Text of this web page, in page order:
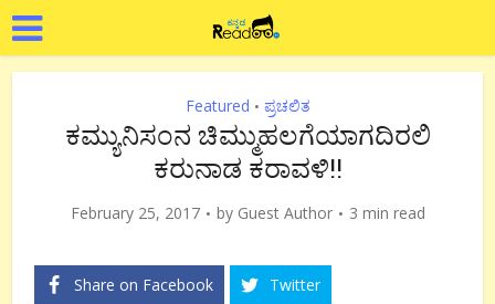
Featured • ಪ್ರಚಲಿತ
ಕಮ್ಯುನಿಸಂನ ಚಿಮ್ಮುಹಲಗೆಯಾಗದಿರಲಿ
ಕರುನಾಡ ಕರಾವಳಿ!!
February 25, 2017 by Guest Author 3 min read
Share on Facebook Twitter